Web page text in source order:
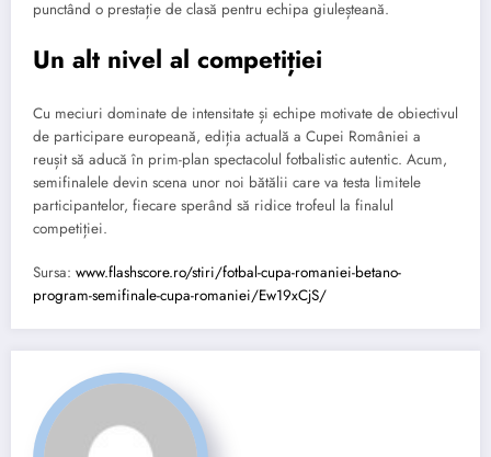
punctând o prestație de clasă pentru echipa giuleșteană.
Un alt nivel al competiției
Cu meciuri dominate de intensitate și echipe motivate de obiectivul
de participare europeană, ediția actuală a Cupei României a
reușit să aducă în prim-plan spectacolul fotbalistic autentic. Acum,
semifinalele devin scena unor noi bătălii care va testa limitele
participantelor, fiecare sperând să ridice trofeul la finalul
competiției.
Sursa: www.flashscore.ro/stiri/fotbal-cupa-romaniei-betano-
program-semifinale-cupa-romaniei/Ew19xCjS/